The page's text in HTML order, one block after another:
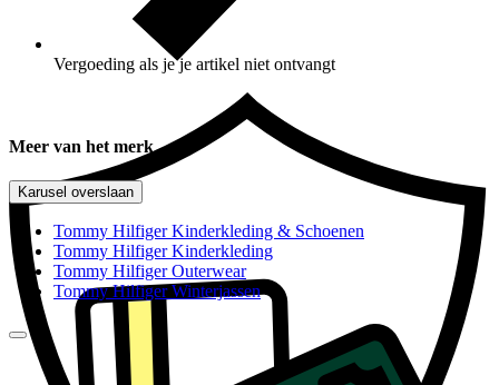
Vergoeding als je je artikel niet ontvangt
Meer van het merk
Karusel overslaan
Tommy Hilfiger Kinderkleding & Schoenen
Tommy Hilfiger Kinderkleding
Tommy Hilfiger Outerwear
Tommy Hilfiger Winterjassen